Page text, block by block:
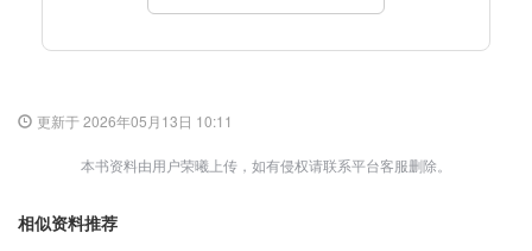
更新于 2026年05月13日 10:11
本书资料由用户荣曦上传，如有侵权请联系平台客服删除。
相似资料推荐